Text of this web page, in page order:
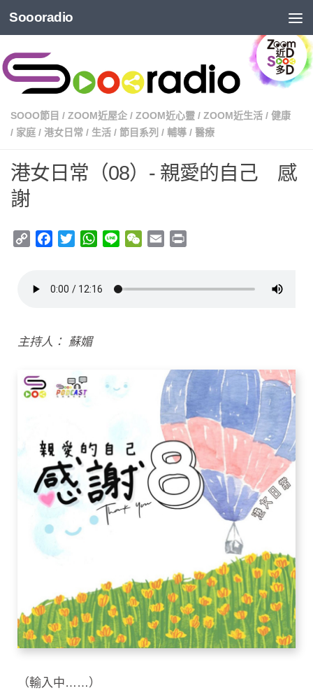
Soooradio
SOOO節目 / ZOOM近屋企 / ZOOM近心靈 / ZOOM近生活 / 健康
/ 家庭 / 港女日常 / 生活 / 節目系列 / 輔導 / 醫療
港女日常（08）- 親愛的自己 感
謝
Copy
Facebook
TwitterWhatsApp
Line WeChat
Email
主持人： 蘇媚
（輸入中……）